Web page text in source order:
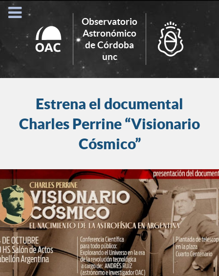
Observatorio
Astronómico
de Córdoba
unc
Search
for:
Estrena el documental
Charles Perrine “Visionario
Cósmico”